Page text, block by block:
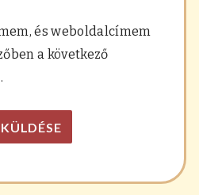
és weboldalcímem
a következő